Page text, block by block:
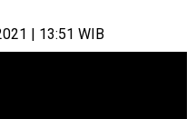
| 13:51 WIB